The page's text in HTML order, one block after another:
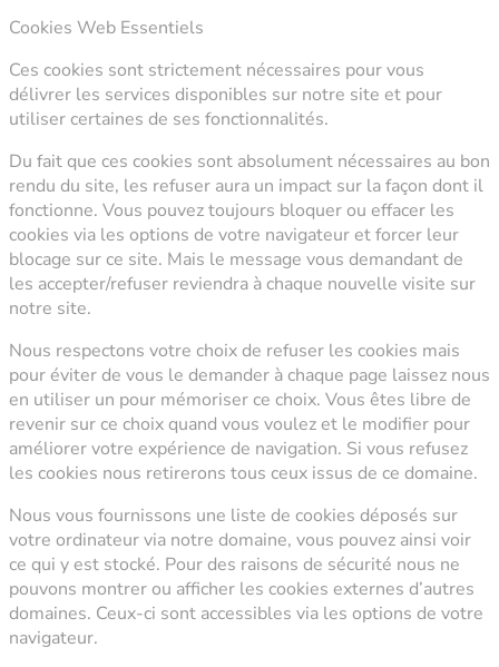
Cookies Web Essentiels
Ces cookies sont strictement nécessaires pour vous
délivrer les services disponibles sur notre site et pour
utiliser certaines de ses fonctionnalités.
Du fait que ces cookies sont absolument nécessaires au bon
rendu du site, les refuser aura un impact sur la façon dont il
fonctionne. Vous pouvez toujours bloquer ou effacer les
cookies via les options de votre navigateur et forcer leur
blocage sur ce site. Mais le message vous demandant de
les accepter/refuser reviendra à chaque nouvelle visite sur
notre site.
Nous respectons votre choix de refuser les cookies mais
pour éviter de vous le demander à chaque page laissez nous
en utiliser un pour mémoriser ce choix. Vous êtes libre de
revenir sur ce choix quand vous voulez et le modifier pour
améliorer votre expérience de navigation. Si vous refusez
les cookies nous retirerons tous ceux issus de ce domaine.
Nous vous fournissons une liste de cookies déposés sur
votre ordinateur via notre domaine, vous pouvez ainsi voir
ce qui y est stocké. Pour des raisons de sécurité nous ne
pouvons montrer ou afficher les cookies externes d’autres
domaines. Ceux-ci sont accessibles via les options de votre
navigateur.